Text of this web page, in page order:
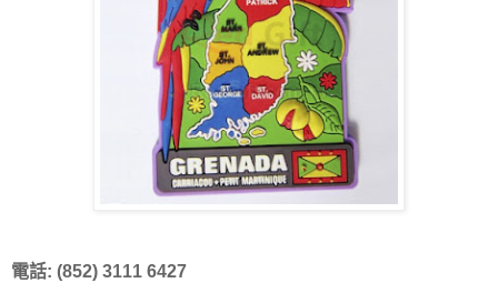
電話: (852) 3111 6427